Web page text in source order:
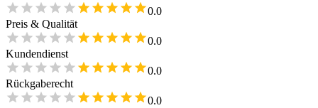
0.0
Preis & Qualität
0.0
Kundendienst
0.0
Rückgaberecht
0.0